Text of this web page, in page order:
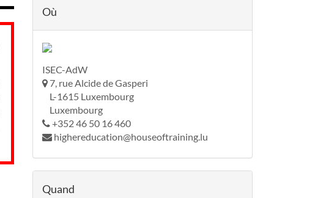
Où
ISEC-AdW
7, rue Alcide de Gasperi
L-1615 Luxembourg
Luxembourg
+352 46 50 16 460
highereducation@houseoftraining.lu
Quand